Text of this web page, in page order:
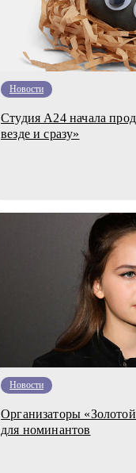
Новости
Студия А24 начала
везде и сразу»
Новости
Организаторы
для номинантов